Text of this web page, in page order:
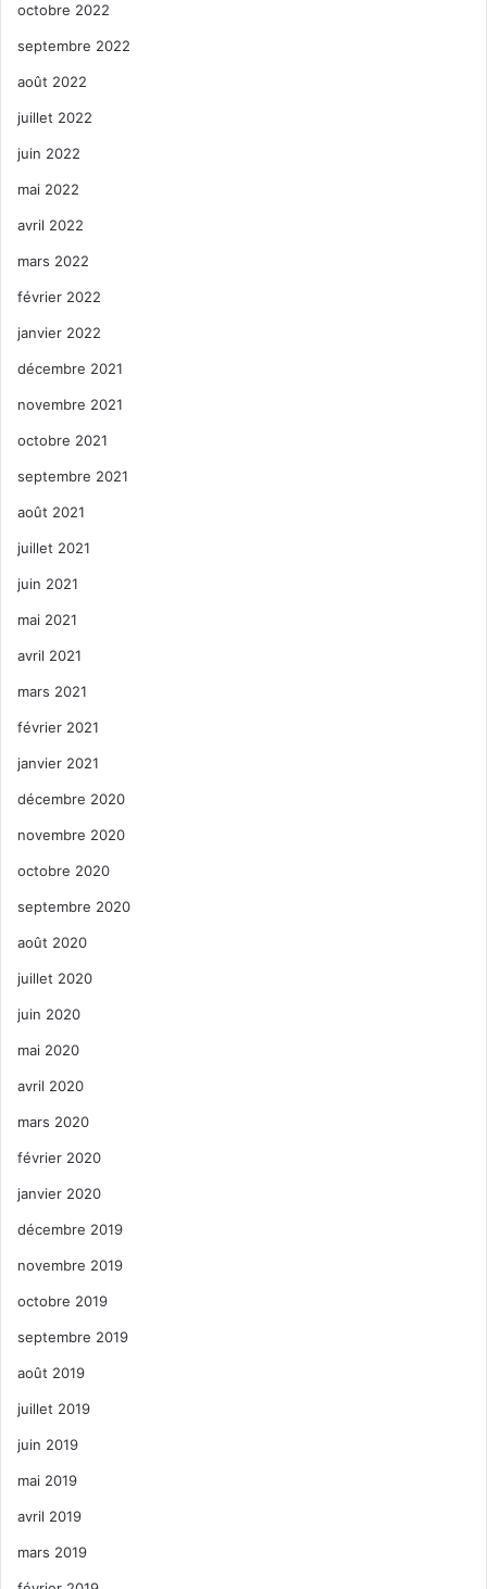
octobre 2022
septembre 2022
août 2022
juillet 2022
juin 2022
mai 2022
avril 2022
mars 2022
février 2022
janvier 2022
décembre 2021
novembre 2021
octobre 2021
septembre 2021
août 2021
juillet 2021
juin 2021
mai 2021
avril 2021
mars 2021
février 2021
janvier 2021
décembre 2020
novembre 2020
octobre 2020
septembre 2020
août 2020
juillet 2020
juin 2020
mai 2020
avril 2020
mars 2020
février 2020
janvier 2020
décembre 2019
novembre 2019
octobre 2019
septembre 2019
août 2019
juillet 2019
juin 2019
mai 2019
avril 2019
mars 2019